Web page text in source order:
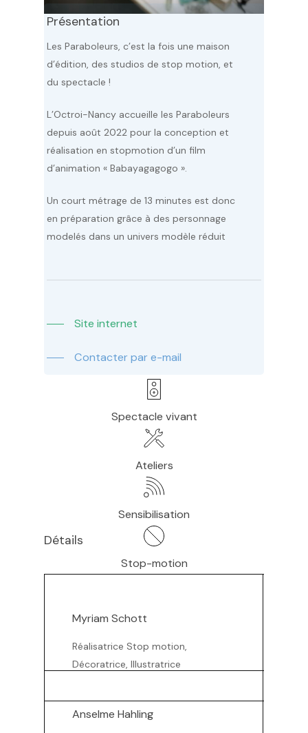
Présentation
Les Paraboleurs, c’est la fois une maison
d’édition, des studios de stop motion, et
du spectacle !
L’Octroi-Nancy accueille les Paraboleurs
depuis août 2022 pour la conception et
réalisation en stopmotion d’un film
d’animation « Babayagagogo ».
Un court métrage de 13 minutes est donc
en préparation grâce à des personnage
modelés dans un univers modèle réduit
Site internet
Contacter par e-mail
Spectacle vivant
Ateliers
Sensibilisation
Stop-motion
Détails
Myriam Schott
Réalisatrice Stop motion,
Décoratrice, Illustratrice
Anselme Hahling